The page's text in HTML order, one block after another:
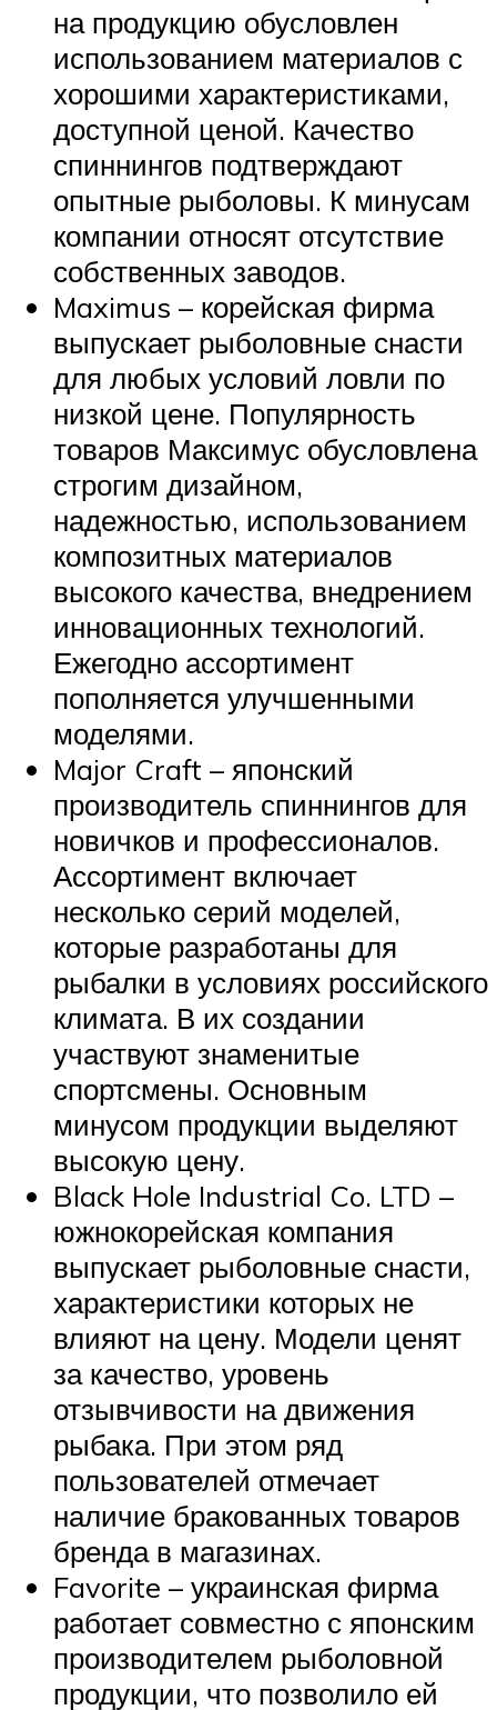
на продукцию обусловлен
использованием материалов с
хорошими характеристиками,
доступной ценой. Качество
спиннингов подтверждают
опытные рыболовы. К минусам
компании относят отсутствие
собственных заводов.
Maximus – корейская фирма
выпускает рыболовные снасти
для любых условий ловли по
низкой цене. Популярность
товаров Максимус обусловлена
строгим дизайном,
надежностью, использованием
композитных материалов
высокого качества, внедрением
инновационных технологий.
Ежегодно ассортимент
пополняется улучшенными
моделями.
Major Craft – японский
производитель спиннингов для
новичков и профессионалов.
Ассортимент включает
несколько серий моделей,
которые разработаны для
рыбалки в условиях российского
климата. В их создании
участвуют знаменитые
спортсмены. Основным
минусом продукции выделяют
высокую цену.
Black Hole Industrial Co. LTD –
южнокорейская компания
выпускает рыболовные снасти,
характеристики которых не
влияют на цену. Модели ценят
за качество, уровень
отзывчивости на движения
рыбака. При этом ряд
пользователей отмечает
наличие бракованных товаров
бренда в магазинах.
Favorite – украинская фирма
работает совместно с японским
производителем рыболовной
продукции, что позволило ей